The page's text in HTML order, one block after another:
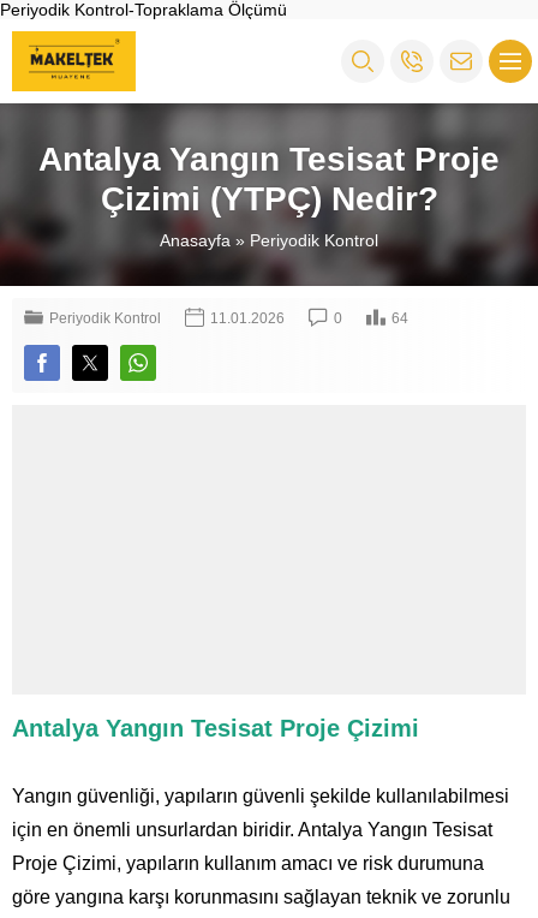
Periyodik Kontrol-Topraklama Ölçümü
Antalya Yangın Tesisat Proje
Çizimi (YTPÇ) Nedir?
Anasayfa » Periyodik Kontrol
Periyodik Kontrol 11.01.2026 0 64
Antalya Yangın Tesisat Proje Çizimi
Yangın güvenliği, yapıların güvenli şekilde kullanılabilmesi
için en önemli unsurlardan biridir. Antalya Yangın Tesisat
Proje Çizimi, yapıların kullanım amacı ve risk durumuna
göre yangına karşı korunmasını sağlayan teknik ve zorunlu